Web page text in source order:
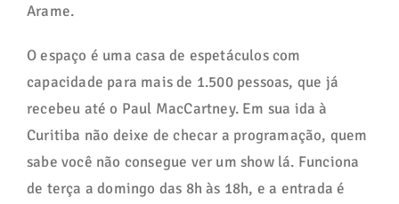
Arame.
O espaço é uma casa de espetáculos com
capacidade para mais de 1.500 pessoas, que já
recebeu até o Paul MacCartney. Em sua ida à
Curitiba não deixe de checar a programação, quem
sabe você não consegue ver um show lá. Funciona
de terça a domingo das 8h às 18h, e a entrada é